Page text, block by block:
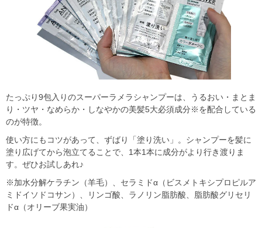
たっぷり9包入りのスーパーラメラシャンプーは、うるおい・まとま
り・ツヤ・なめらか・しなやかの美髪5大必須成分※を配合している
のが特徴。
使い方にもコツがあって、ずばり「塗り洗い」。シャンプーを髪に
塗り広げてから泡立てることで、1本1本に成分がより行き渡りま
す。ぜひお試しあれ♪
※加水分解ケラチン（羊毛）、セラミドα（ビスメトキシプロピルア
ミドイソドコサン）、リンゴ酸、ラノリン脂肪酸、脂肪酸グリセリ
ドα（オリーブ果実油）